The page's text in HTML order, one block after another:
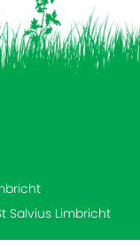
Salvius Limbricht